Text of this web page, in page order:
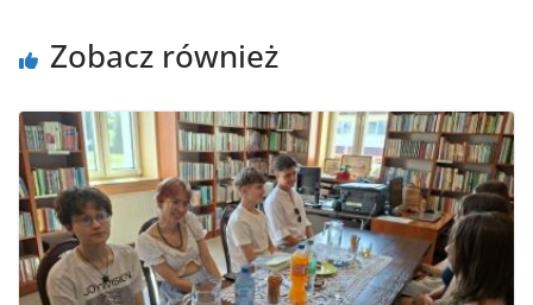
Zobacz również